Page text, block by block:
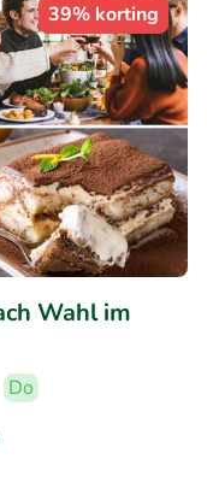
39% korting
Wahl im
Do